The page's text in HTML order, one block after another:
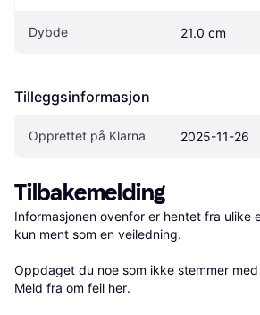
Dybde 21.0 cm
Tilleggsinformasjon
Opprettet på Klarna 2025-11-26
Tilbakemelding
Informasjonen ovenfor er hentet fra ulike
kun ment som en veiledning.
Oppdaget du noe som ikke stemmer
Meld fra om feil her.